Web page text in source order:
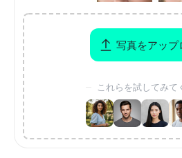
写真をアップ
これらを試してみて